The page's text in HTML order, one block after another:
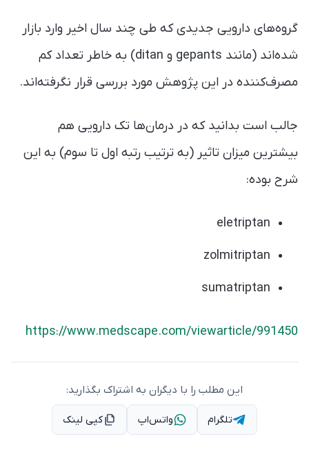
گروه‌های دارویی جدیدی که طی چند سال اخیر وارد بازار
شده‌اند (مانند gepants و ditan) به خاطر تعداد کم
مصرف‌کننده در این پژوهش مورد بررسی قرار نگرفته‌اند.
جالب است بدانید که در درمان‌ها تک دارویی هم
بیشترین میزان تاثیر (به ترتیب رتبه اول تا سوم) به این
شرح بوده:
eletriptan
zolmitriptan
sumatriptan
https://www.medscape.com/viewarticle/991450
این مطلب را با دیگران به اشتراک بگذارید:
تلگرام واتس‌اپ کپی لینک